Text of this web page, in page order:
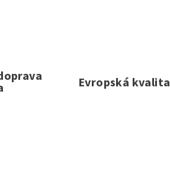
Evropská kvalita